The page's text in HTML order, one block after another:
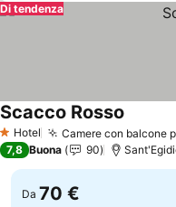
Di tendenza
1 Stelle
Hotel Camere con balcone
Scacco Rosso
7,8 Buona 90
Da 70 €